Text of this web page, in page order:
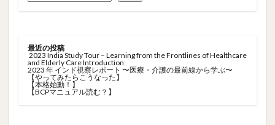
最近の投稿
2023 India Study Tour – Learning from the Frontlines of Healthcare
and Elderly Care Introduction
2023 年 インド視察レポート 〜医療・介護の最前線から学ぶ〜
【やってみたらこうなった】
【本格始動！】
【BCPマニュアル読む？】